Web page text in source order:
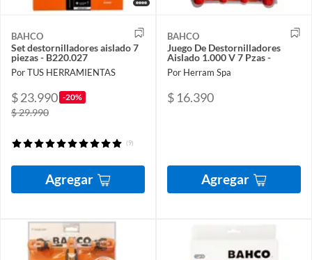
BAHCO
Set destornilladores aislado 7
piezas - B220.027
Por TUS HERRAMIENTAS
$ 23.990 -20%
$ 29.990
(9)
Agregar
BAHCO
Juego De Destornilladores
Aislado 1.000 V 7 Pzas -
Por Herram Spa
$ 16.390
Agregar